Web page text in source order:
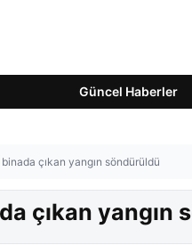
Güncel Haberler
binada çıkan yangın söndürüldü
çıkan yangın